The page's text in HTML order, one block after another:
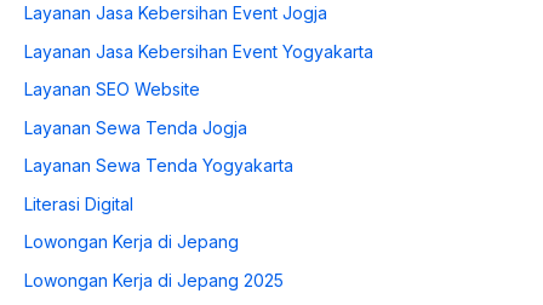
Layanan Jasa Kebersihan Event Jogja
Layanan Jasa Kebersihan Event Yogyakarta
Layanan SEO Website
Layanan Sewa Tenda Jogja
Layanan Sewa Tenda Yogyakarta
Literasi Digital
Lowongan Kerja di Jepang
Lowongan Kerja di Jepang 2025